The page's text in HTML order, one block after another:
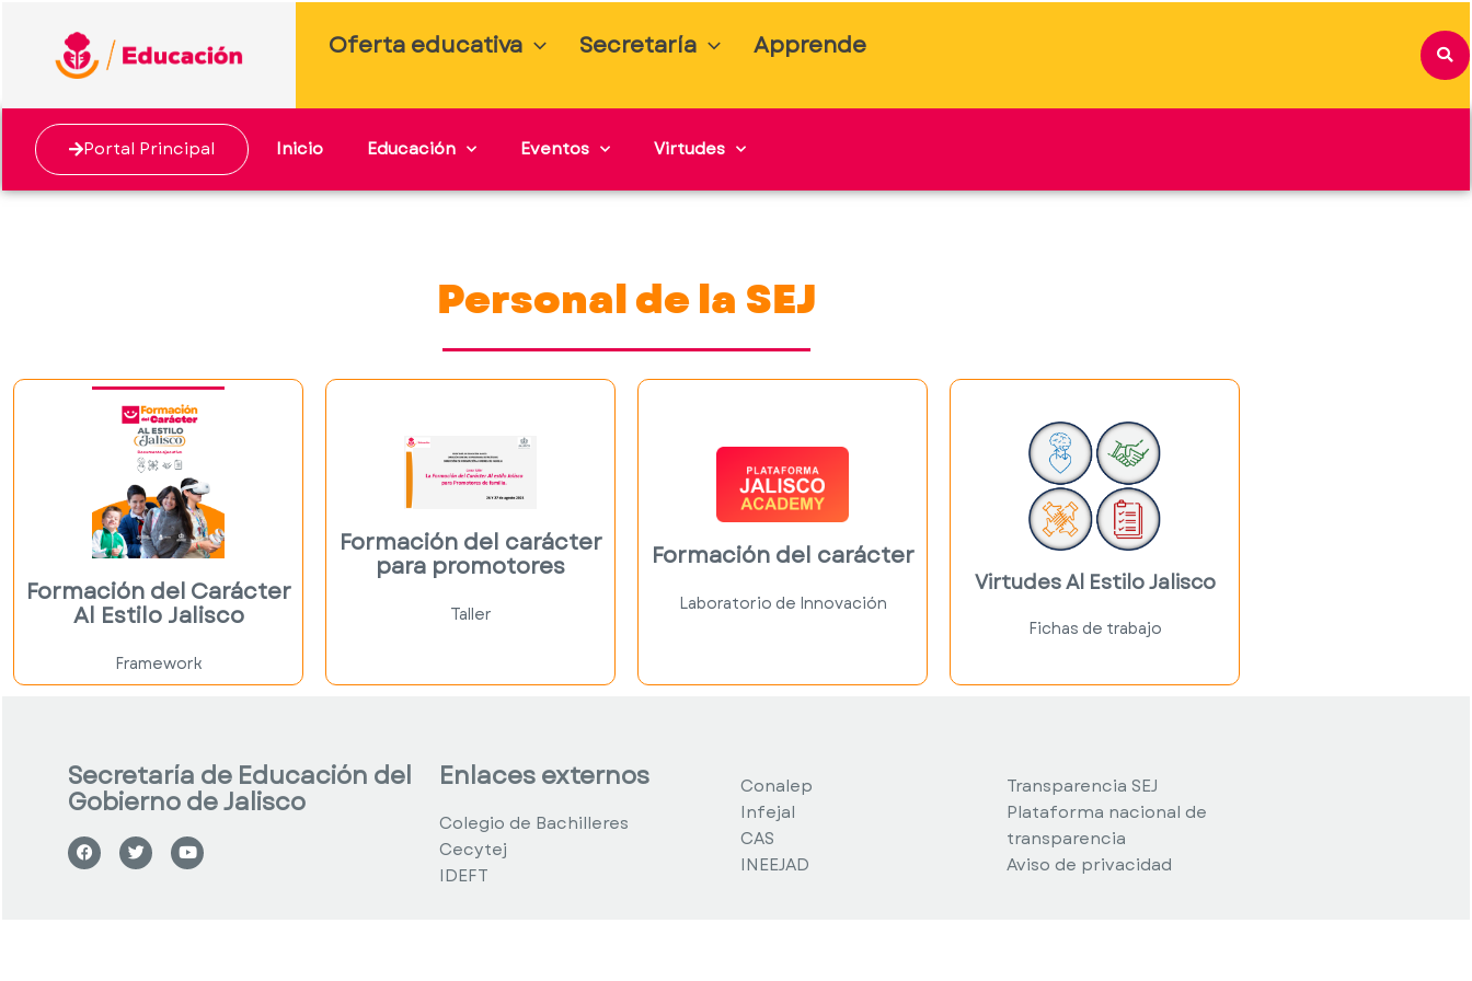
Oferta educativa Secretaría Apprende
Portal Principal Inicio Educación Eventos Virtudes
Personal de la SEJ
Formación del Carácter
Al Estilo Jalisco
Framework
El marco que
orienta nuestra
acción educativa
hacia una
ciudadanía
comprometida.
Descargar
Formación del carácter
para promotores
Taller
fortalecer
liderazgos,
inspirar a otros y
activar
comunidades
escolares con
sentido.
Formación del carácter
Laboratorio de Innovación
Un espacio para
imaginar, crear y
transformar la
educación desde
las virtudes.
Link
Virtudes Al Estilo Jalisco
Fichas de trabajo
Diseñadas para
acompañar a tus
estudiantes en la
reflexión, la
práctica y la
integración de
virtudes en su
Link
Secretaría de Educación del
Gobierno de Jalisco
Enlaces externos
Colegio de Bachilleres
Cecytej
IDEFT
Conalep
Infejal
CAS
INEEJAD
Transparencia SEJ
Plataforma nacional de
transparencia
Aviso de privacidad